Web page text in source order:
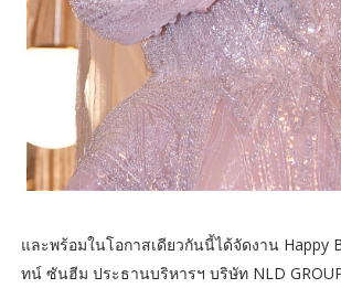
และพร้อมในโอกาสเดียวกันนี้ได้จัดงาน
ทน์ ซันฮีม ประธานบริหารฯ บริษัท NLD